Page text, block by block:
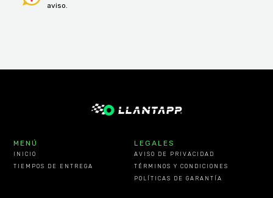
aviso.
MENÚ
INICIO
TIEMPOS DE ENTREGA
LEGALES
AVISO DE PRIVACIDAD
TÉRMINOS Y CONDICIONES
POLÍTICAS DE GARANTÍA